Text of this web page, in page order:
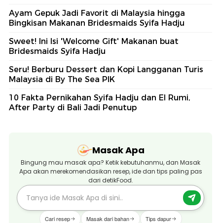
Ayam Gepuk Jadi Favorit di Malaysia hingga
Bingkisan Makanan Bridesmaids Syifa Hadju
Sweet! Ini Isi 'Welcome Gift' Makanan buat
Bridesmaids Syifa Hadju
Seru! Berburu Dessert dan Kopi Langganan Turis
Malaysia di By The Sea PIK
10 Fakta Pernikahan Syifa Hadju dan El Rumi,
After Party di Bali Jadi Penutup
Masak Apa
Bingung mau masak apa? Ketik kebutuhanmu, dan Masak
Apa akan merekomendasikan resep, ide dan tips paling pas
dari detikFood.
Cari resep Masak dari bahan Tips dapur